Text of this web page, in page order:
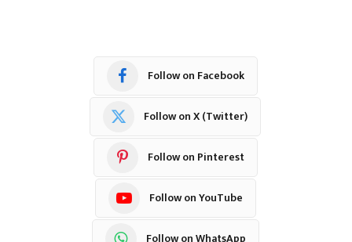
Follow on Facebook
Follow on X (Twitter)
Follow on Pinterest
Follow on YouTube